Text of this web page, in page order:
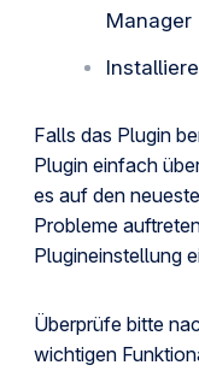
Manager
Falls das Plugin
Plugin einfach
es auf den
Probleme
Plugineinstellung
Überprüfe bitte
wichtigen